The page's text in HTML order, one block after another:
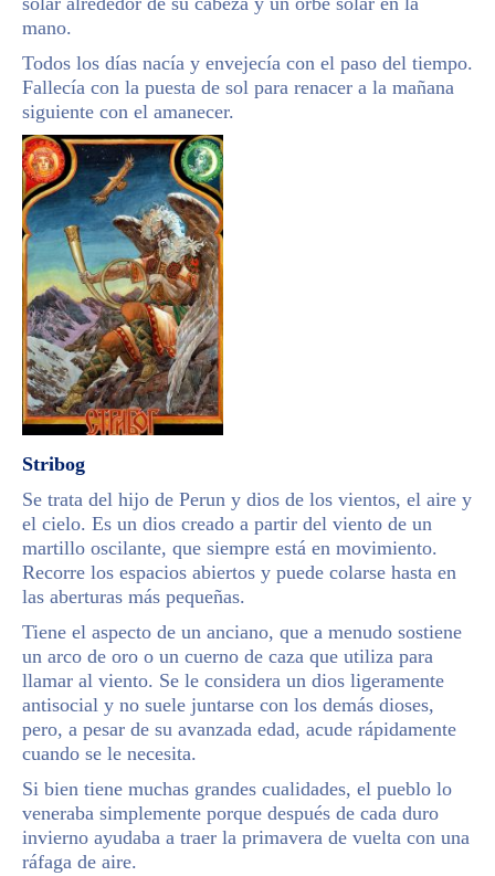
mano.
Todos los días nacía y envejecía con el paso del tiempo.
Fallecía con la puesta de sol para renacer a la mañana
siguiente con el amanecer.
Stribog
Se trata del hijo de Perun y dios de los vientos, el aire y
el cielo. Es un dios creado a partir del viento de un
martillo oscilante, que siempre está en movimiento.
Recorre los espacios abiertos y puede colarse hasta en
las aberturas más pequeñas.
Tiene el aspecto de un anciano, que a menudo sostiene
un arco de oro o un cuerno de caza que utiliza para
llamar al viento. Se le considera un dios ligeramente
antisocial y no suele juntarse con los demás dioses,
pero, a pesar de su avanzada edad, acude rápidamente
cuando se le necesita.
Si bien tiene muchas grandes cualidades, el pueblo lo
veneraba simplemente porque después de cada duro
invierno ayudaba a traer la primavera de vuelta con una
ráfaga de aire.